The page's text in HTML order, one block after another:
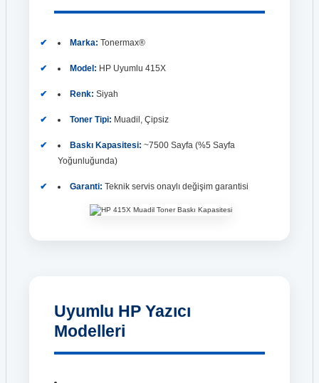
Marka: Tonermax®
Model: HP Uyumlu 415X
Renk: Siyah
Toner Tipi: Muadil, Çipsiz
Baskı Kapasitesi: ~7500 Sayfa (%5 Sayfa
Yoğunluğunda)
Garanti: Teknik servis onaylı değişim garantisi
Uyumlu HP Yazıcı
Modelleri